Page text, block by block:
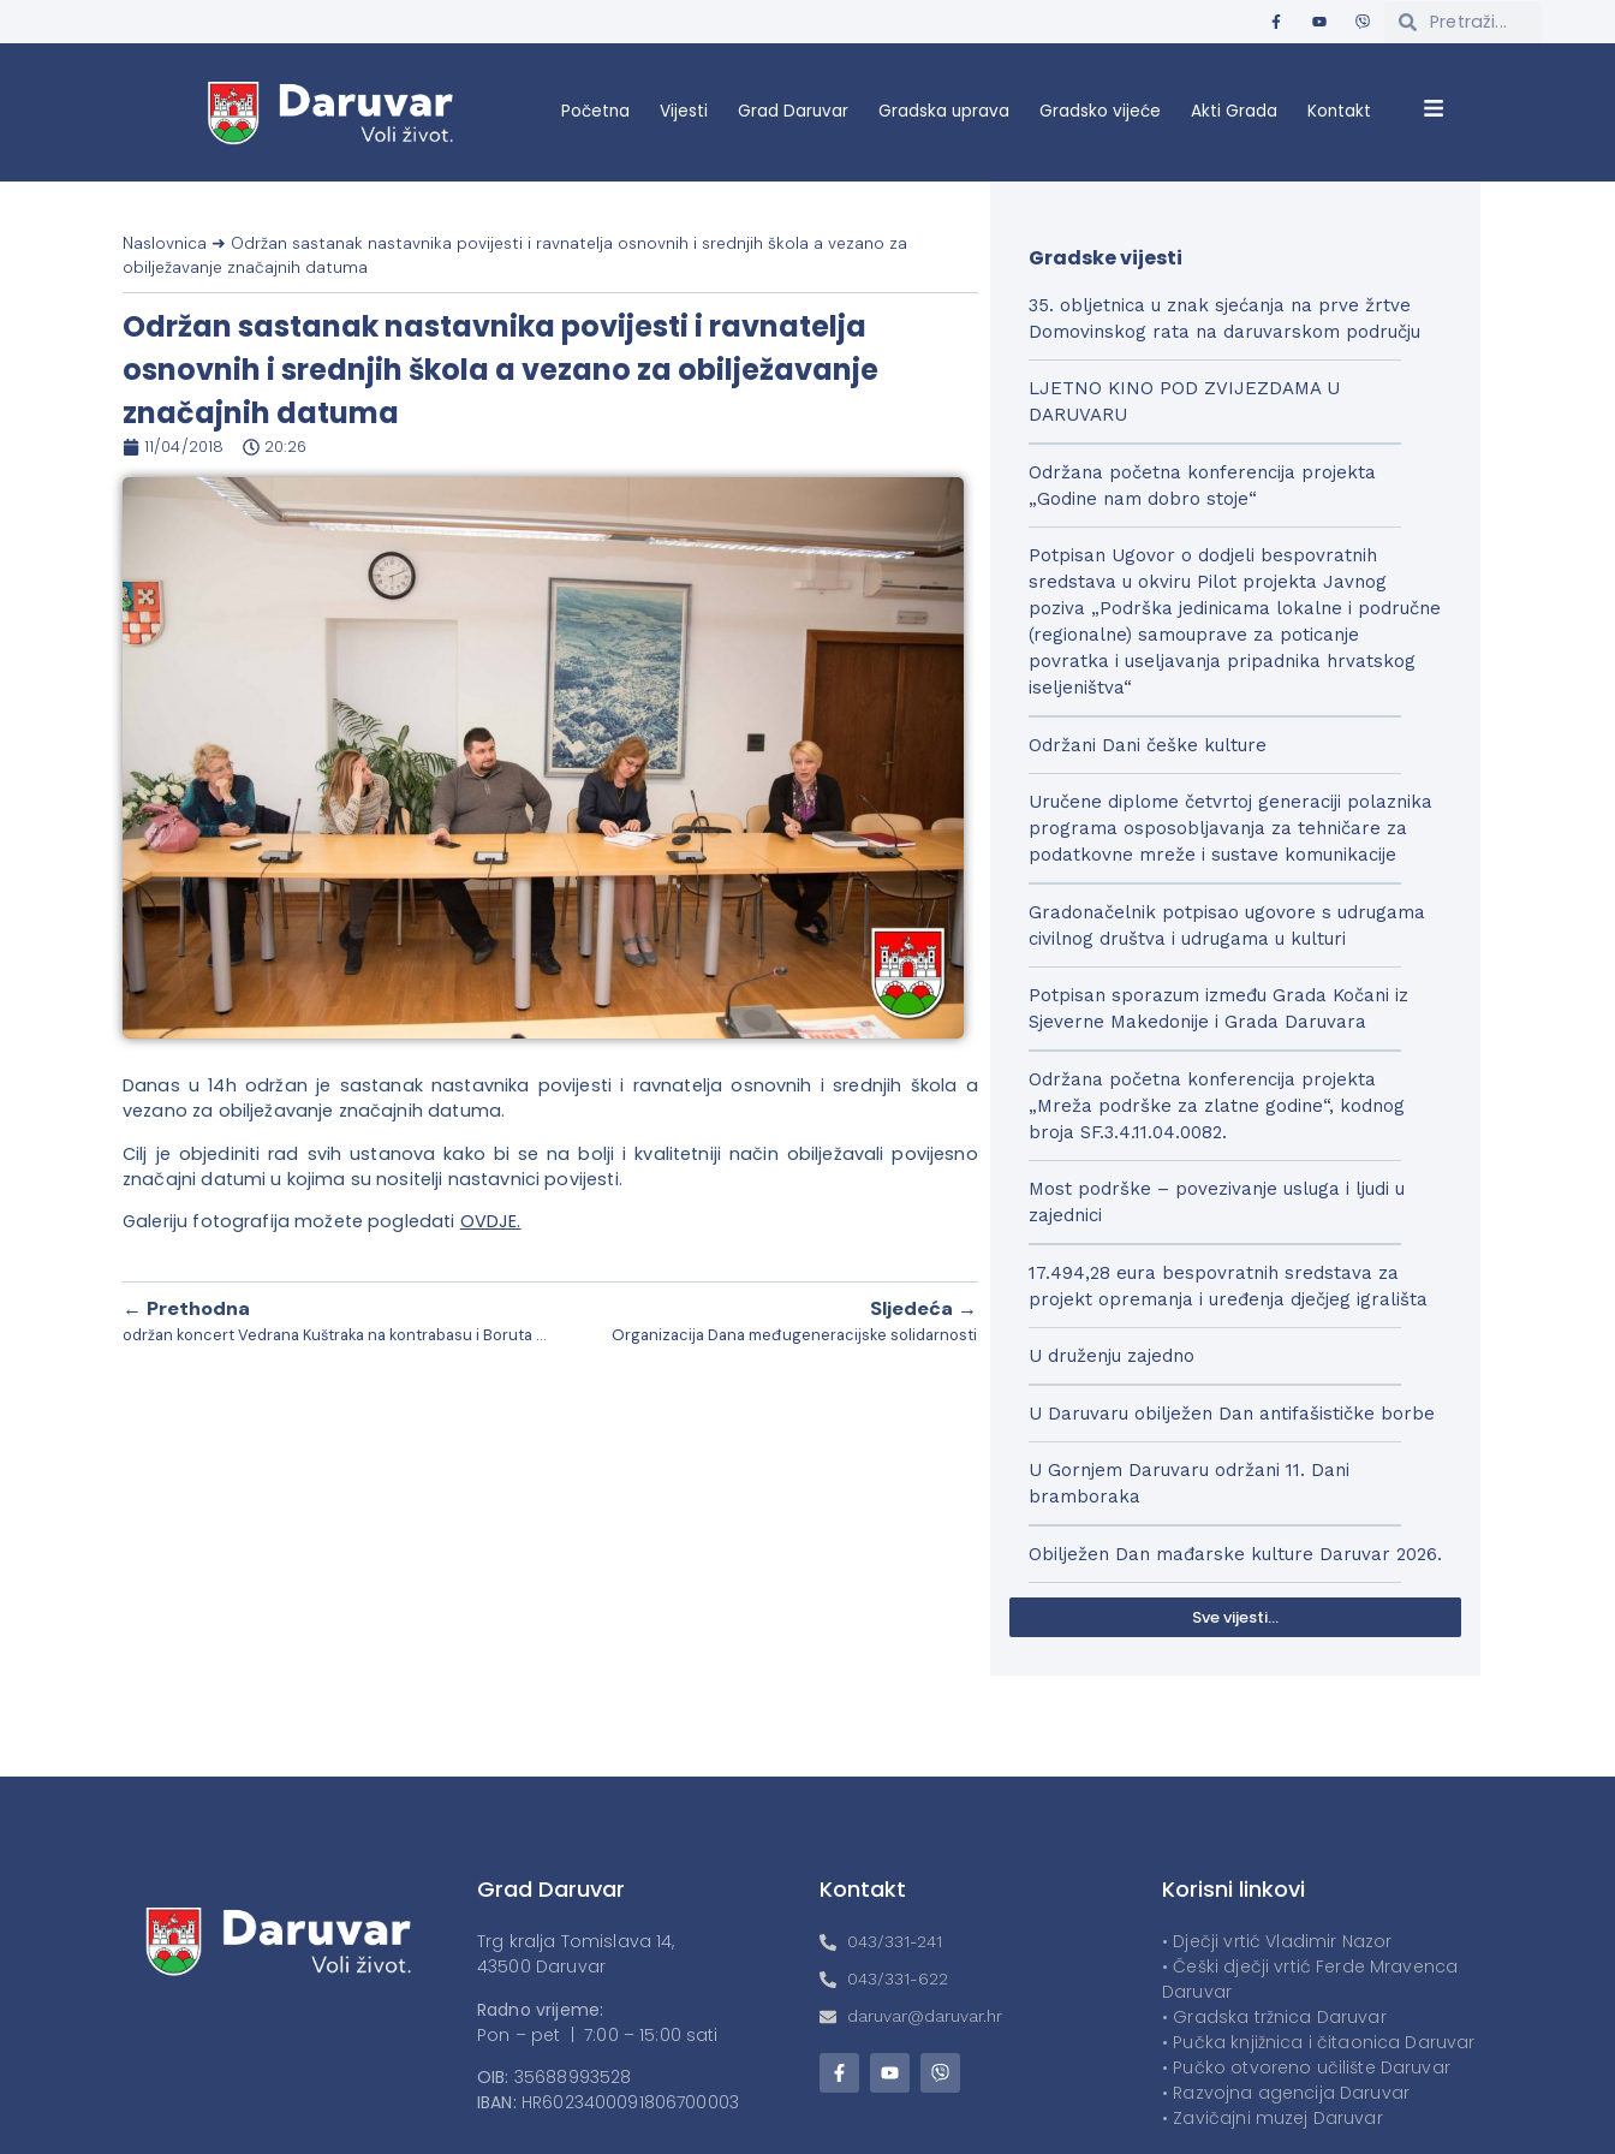
Početna Vijesti Grad Daruvar Gradska uprava Gradsko vijeće Akti Grada Kontakt
Naslovnica ➜ Održan sastanak nastavnika povijesti i ravnatelja osnovnih i srednjih škola a vezano za
obilježavanje značajnih datuma
Održan sastanak nastavnika povijesti i ravnatelja
osnovnih i srednjih škola a vezano za obilježavanje
značajnih datuma
11/04/2018 20:26
Danas u 14h održan je sastanak nastavnika povijesti i ravnatelja osnovnih i srednjih škola a
vezano za obilježavanje značajnih datuma.
Cilj je objediniti rad svih ustanova kako bi se na bolji i kvalitetniji način obilježavali povijesno
značajni datumi u kojima su nositelji nastavnici povijesti.
Galeriju fotografija možete pogledati OVDJE.
← Prethodna
održan koncert Vedrana Kuštraka na kontrabasu i Boruta Vidoševića na glasoviru
Sljedeća →
Organizacija Dana međugeneracijske solidarnosti
Gradske vijesti
35. obljetnica u znak sjećanja na prve žrtve
Domovinskog rata na daruvarskom području
LJETNO KINO POD ZVIJEZDAMA U
DARUVARU
Održana početna konferencija projekta
„Godine nam dobro stoje“
Potpisan Ugovor o dodjeli bespovratnih
sredstava u okviru Pilot projekta Javnog
poziva „Podrška jedinicama lokalne i područne
(regionalne) samouprave za poticanje
povratka i useljavanja pripadnika hrvatskog
iseljeništva“
Održani Dani češke kulture
Uručene diplome četvrtoj generaciji polaznika
programa osposobljavanja za tehničare za
podatkovne mreže i sustave komunikacije
Gradonačelnik potpisao ugovore s udrugama
civilnog društva i udrugama u kulturi
Potpisan sporazum između Grada Kočani iz
Sjeverne Makedonije i Grada Daruvara
Održana početna konferencija projekta
„Mreža podrške za zlatne godine“, kodnog
broja SF.3.4.11.04.0082.
Most podrške – povezivanje usluga i ljudi u
zajednici
17.494,28 eura bespovratnih sredstava za
projekt opremanja i uređenja dječjeg igrališta
U druženju zajedno
U Daruvaru obilježen Dan antifašističke borbe
U Gornjem Daruvaru održani 11. Dani
bramboraka
Obilježen Dan mađarske kulture Daruvar 2026.
Sve vijesti...
Grad Daruvar
Trg kralja Tomislava 14,
43500 Daruvar
Radno vrijeme:
Pon – pet | 7:00 – 15:00 sati
OIB: 35688993528
IBAN: HR6023400091806700003
Kontakt
043/331-241
043/331-622
daruvar@daruvar.hr
Korisni linkovi
• Dječji vrtić Vladimir Nazor
• Češki dječji vrtić Ferde Mravenca
Daruvar
• Gradska tržnica Daruvar
• Pučka knjižnica i čitaonica Daruvar
• Pučko otvoreno učilište Daruvar
• Razvojna agencija Daruvar
• Zavičajni muzej Daruvar